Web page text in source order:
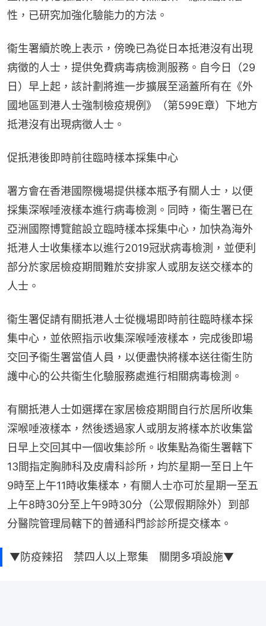
性，已研究加強化驗能力的方法。
衞生署續於晚上表示，傍晚已為從日本抵港沒有出現
病徵的人士，提供免費病毒病檢測服務。自今日（29
日）早上起，該計劃將進一步擴展至涵蓋所有在《外
國地區到港人士強制檢疫規例》（第599E章）下地方
抵港沒有出現病徵人士。
促扺港後即時前往臨時樣本採集中心
署方會在香港國際機場提供樣本瓶予有關人士，以便
採集深喉唾液樣本進行病毒檢測。同時，衞生署已在
亞洲國際博覽館設立臨時樣本採集中心，加快為海外
抵港人士收集樣本以進行2019冠狀病毒檢測，並便利
部分於家居檢疫期間難於安排家人或朋友送交樣本的
人士。
衞生署促請有關扺港人士從機場即時前往臨時樣本採
集中心，並依照指示收集深喉唾液樣本，完成後即場
交回予衞生署當值人員，以便盡快將樣本送往衞生防
護中心的公共衞生化驗服務處進行相關病毒檢測。
有關扺港人士如選擇在家居檢疫期間自行於居所收集
深喉唾液樣本，然後透過家人或朋友將樣本於收集當
日早上交回其中一個收集診所。收集點為衞生署轄下
13間指定胸肺科及皮膚科診所，均於星期一至日上午
9時至上午11時收集樣本，有關人士亦可於星期一至五
上午8時30分至上午9時30分（公眾假期除外）到部
分醫院管理局轄下的普通科門診診所提交樣本。
▼防疫辣招 禁四人以上聚集 關閉多項設施▼